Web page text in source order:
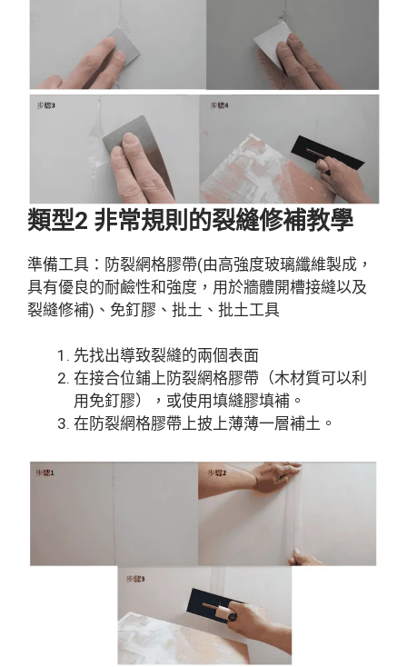
類型2 非常規則的裂縫修補教學
準備工具：防裂網格膠帶(由高強度玻璃纖維製成，
具有優良的耐鹼性和強度，用於牆體開槽接縫以及
裂縫修補)、免釘膠、批土、批土工具
先找出導致裂縫的兩個表面
在接合位鋪上防裂網格膠帶（木材質可以利
用免釘膠），或使用填縫膠填補。
在防裂網格膠帶上披上薄薄一層補土。